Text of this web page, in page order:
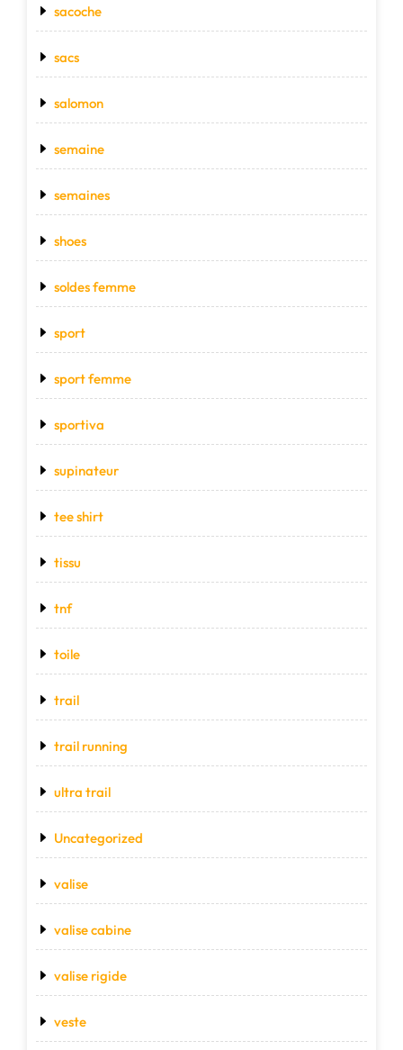
sacoche
sacs
salomon
semaine
semaines
shoes
soldes femme
sport
sport femme
sportiva
supinateur
tee shirt
tissu
tnf
toile
trail
trail running
ultra trail
Uncategorized
valise
valise cabine
valise rigide
veste